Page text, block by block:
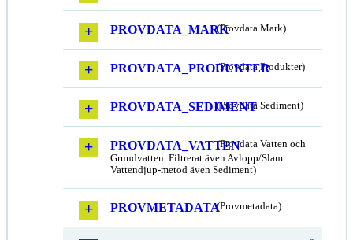
PROVDATA_MARK(Provdata Mark)
PROVDATA_PRODUKTER
(Provdata Produkter)
PROVDATA_SEDIMENT(Provdata Sediment)
PROVDATA_VATTEN(Provdata Vatten och
Grundvatten. Filtrerat även Avlopp/Slam.
Vattendjup-metod även Sediment)
PROVMETADATA(Provmetadata)